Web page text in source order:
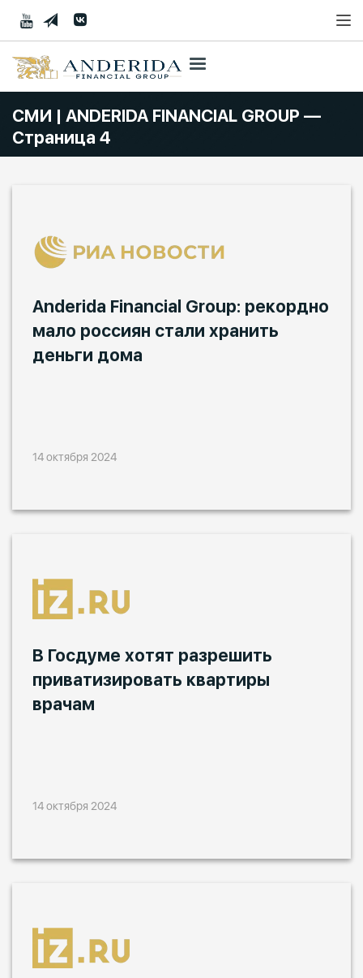
СМИ | ANDERIDA FINANCIAL GROUP —
Страница 4
Anderida Financial Group: рекордно
мало россиян стали хранить
деньги дома
14 октября 2024
В Госдуме хотят разрешить
приватизировать квартиры
врачам
14 октября 2024